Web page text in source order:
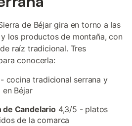
de Béjar gira en torno a las
los productos de montaña, con
raíz tradicional. Tres
conocerla:
cocina tradicional serrana y
en Béjar
de Candelario4,3/5 - platos
de la comarca